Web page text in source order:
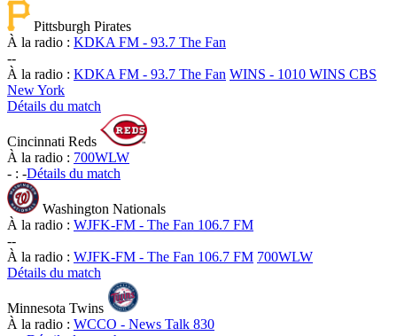
Pittsburgh Pirates
À la radio : KDKA FM - 93.7 The Fan
--
À la radio : KDKA FM - 93.7 The Fan WINS - 1010 WINS CBS
New York
Détails du match
Cincinnati Reds
À la radio : 700WLW
- : -Détails du match
Washington Nationals
À la radio : WJFK-FM - The Fan 106.7 FM
--
À la radio : WJFK-FM - The Fan 106.7 FM 700WLW
Détails du match
Minnesota Twins
À la radio : WCCO - News Talk 830